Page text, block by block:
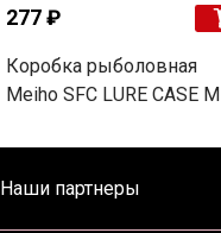
277 ₽
Коробка рыболовная
Meiho SFC LURE CASE M
Наши партнеры